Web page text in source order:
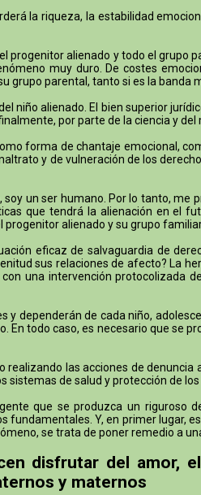
la riqueza, la estabilidad
progenitor alienado y todo el
muy duro. De costes
grupo parental, tanto si es la banda
niño alienado. El bien superior
por parte de la ciencia y
forma de chantaje emocional,
y de vulneración de los
un ser humano. Por lo tanto,
que tendrá la alienación en el
alienado y su grupo
eficaz de salvaguardia de
sus relaciones de afecto? La
una intervención protocolizada
y dependerán de cada niño,
En todo caso, es necesario que se
las acciones de
de salud y protección de
que se produzca un riguroso
fundamentales. Y, en primer lugar,
se trata de poner remedio a
disfrutar del amor,
y maternos